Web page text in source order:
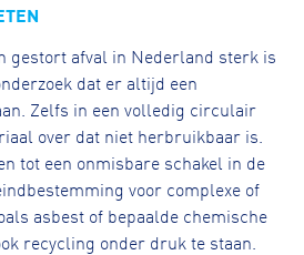
gestort afval in Nederland sterk is
dat er altijd een
Zelfs in een volledig circulair
over dat niet herbruikbaar is.
tot een onmisbare schakel in de
voor complexe of
asbest of bepaalde chemische
recycling onder druk te staan.